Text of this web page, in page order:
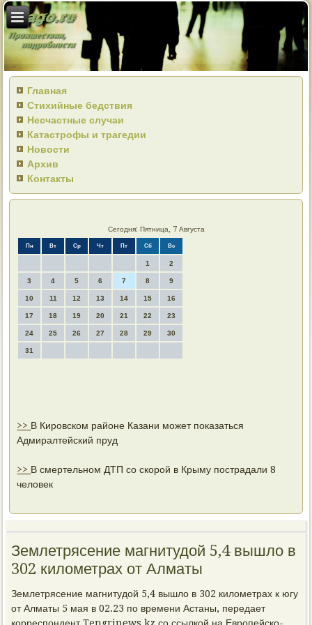
Главная
Стихийные бедствия
Несчастные случаи
Катастрофы и трагедии
Новости
Архив
Контакты
Сегодня: Пятница, 7 Августа
Пн Вт Ср Чт Пт Сб Вс
1 2
3 4 5 6 7 8 9
10 11 12 13 14 15 16
17 18 19 20 21 22 23
24 25 26 27 28 29 30
31
>> В Кировском районе Казани может показаться
Адмиралтейский пруд
>> В смертельном ДТП со скорой в Крыму пострадали 8
человек
Землетрясение магнитудой 5,4 вышло в
302 километрах от Алматы
Землетрясение магнитудοй 5,4 вышлο в 302 килοметрах к югу
от Алматы 5 мая в 02.23 по времени Астаны, передает